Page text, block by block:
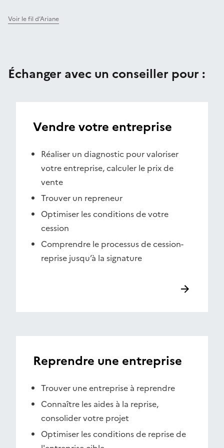
Voir le fil d’Ariane
Échanger avec un conseiller pour :
Vendre votre entreprise
Réaliser un diagnostic pour valoriser
votre entreprise, calculer le prix de
vente
Trouver un repreneur
Optimiser les conditions de votre
cession
Comprendre le processus de cession-
reprise jusqu’à la signature
Reprendre une entreprise
Trouver une entreprise à reprendre
Connaître les aides à la reprise,
consolider votre projet
Optimiser les conditions de reprise de